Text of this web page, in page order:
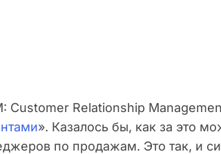
Customer Relationship
». Казалось бы, как за это
по продажам. Это так, и